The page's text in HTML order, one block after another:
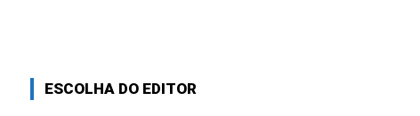
ESCOLHA DO EDITOR